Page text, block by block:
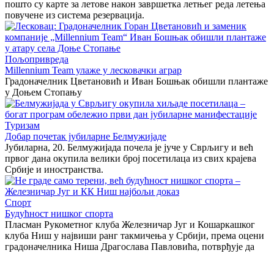
пошто су карте за летове након завршетка летњег реда летења
повучене из система резервација.
Пољопривреда
Millennium Team улаже у лесковачки аграр
Градоначелник Цветановић и Иван Бошњак обишли плантаже
у Доњем Стопању
Туризам
Добар почетак јубиларне Белмужијаде
Јубиларна, 20. Белмужијада почела је јуче у Сврљигу и већ
првог дана окупила велики број посетилаца из свих крајева
Србије и иностранства.
Спорт
Будућност нишког спорта
Пласман Рукометног клуба Железничар Југ и Кошаркашког
клуба Ниш у највиши ранг такмичења у Србији, према оцени
градоначелника Ниша Драгослава Павловића, потврђује да